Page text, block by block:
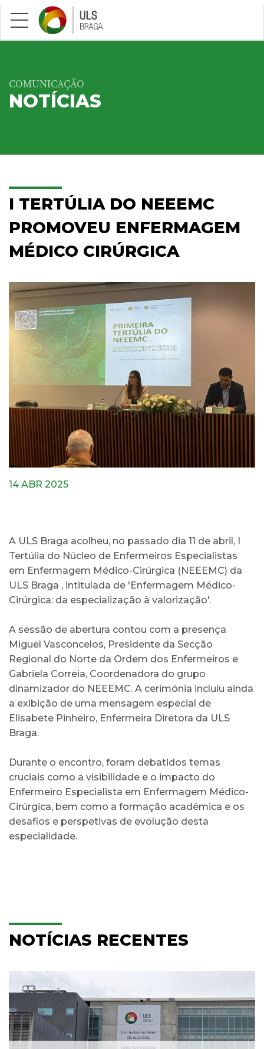
Saltar para conteúdo principal
COMUNICAÇÃO
NOTÍCIAS
I TERTÚLIA DO NEEEMC
PROMOVEU ENFERMAGEM
MÉDICO CIRÚRGICA
14 ABR 2025
A ULS Braga acolheu, no passado dia 11 de abril, I
Tertúlia do Núcleo de Enfermeiros Especialistas
em Enfermagem Médico-Cirúrgica (NEEEMC) da
ULS Braga , intitulada de 'Enfermagem Médico-
Cirúrgica: da especialização à valorização'.
A sessão de abertura contou com a presença
Miguel Vasconcelos, Presidente da Secção
Regional do Norte da Ordem dos Enfermeiros e
Gabriela Correia, Coordenadora do grupo
dinamizador do NEEEMC. A cerimónia incluiu ainda
a exibição de uma mensagem especial de
Elisabete Pinheiro, Enfermeira Diretora da ULS
Braga.
Durante o encontro, foram debatidos temas
cruciais como a visibilidade e o impacto do
Enfermeiro Especialista em Enfermagem Médico-
Cirúrgica, bem como a formação académica e os
desafios e perspetivas de evolução desta
especialidade.
NOTÍCIAS RECENTES